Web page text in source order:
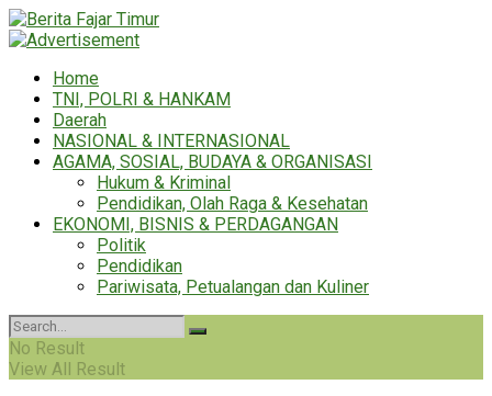
Home
TNI, POLRI & HANKAM
Daerah
NASIONAL & INTERNASIONAL
AGAMA, SOSIAL, BUDAYA & ORGANISASI
Hukum & Kriminal
Pendidikan, Olah Raga & Kesehatan
EKONOMI, BISNIS & PERDAGANGAN
Politik
Pendidikan
Pariwisata, Petualangan dan Kuliner
No Result
View All Result